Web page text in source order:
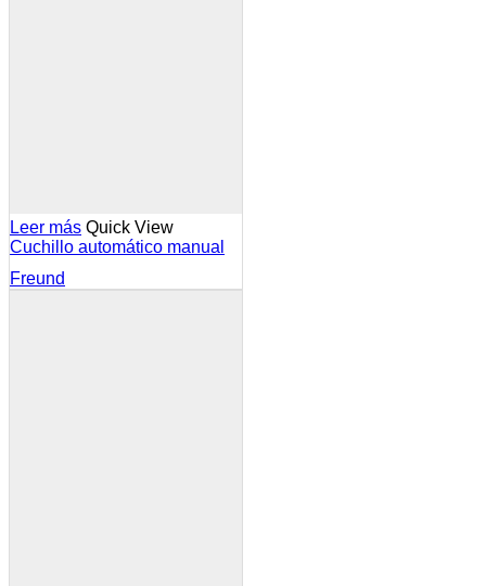
Leer más Quick View
Cuchillo automático manual
Freund